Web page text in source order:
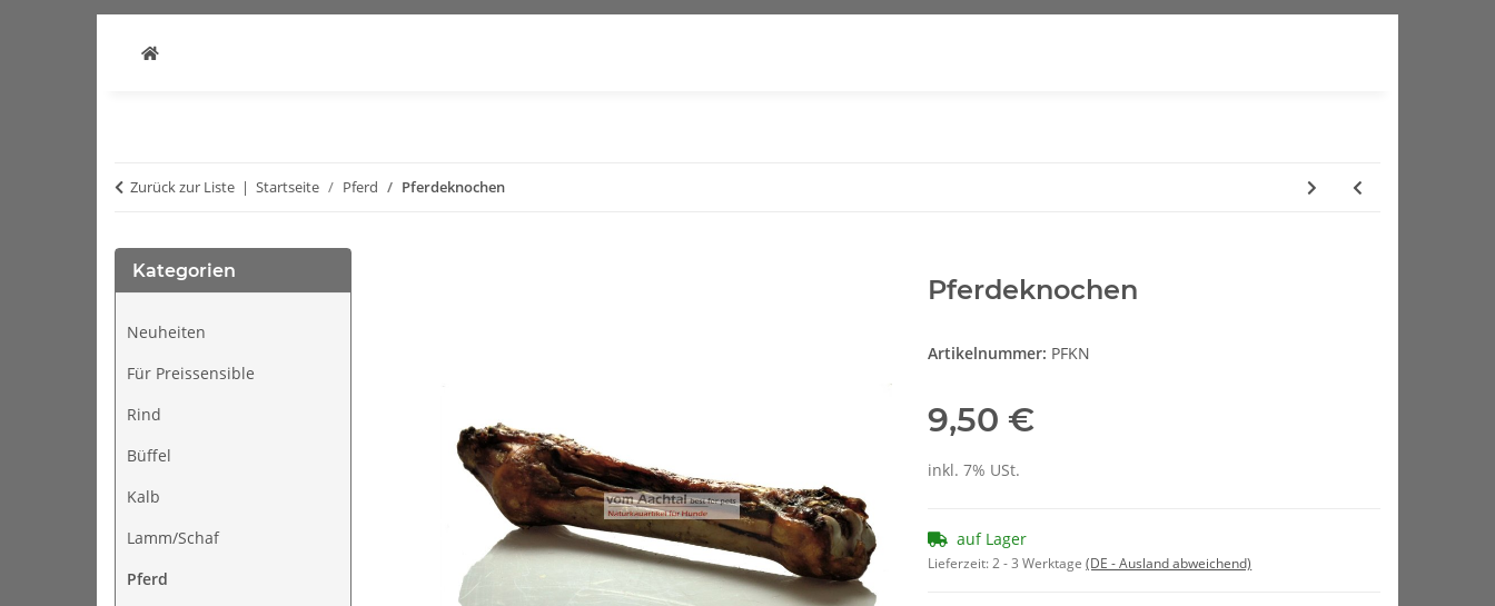
Zurück zur Liste Startseite Pferd Pferdeknochen
Pferdeknochen
Artikelnummer: PFKN
9,50 €
inkl. 7% USt.
auf Lager
Lieferzeit:2 - 3 Werktage(DE - Ausland abweichend)
Kategorien
Neuheiten
Für Preissensible
Rind
Büffel
Kalb
Lamm/Schaf
Pferd